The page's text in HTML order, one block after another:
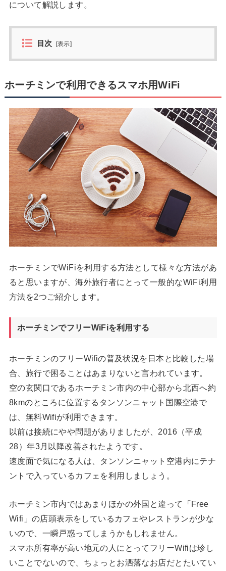
について解説します。
目次 [表示]
ホーチミンで利用できるスマホ用WiFi
ホーチミンでWiFiを利用する方法として様々な方法があ
ると思いますが、海外旅行者にとって一般的なWiFi利用
方法を2つご紹介します。
ホーチミンでフリーWiFiを利用する
ホーチミンのフリーWifiの普及状況を日本と比較した場
合、旅行で困ることはあまりないと言われています。
空の玄関口であるホーチミン市内の中心部から北西へ約
8kmのところに位置するタンソンニャット国際空港で
は、無料Wifiが利用できます。
以前は接続にやや問題がありましたが、2016（平成
28）年3月以降改善されたようです。
速度面で気になる人は、タンソンニャット空港内にテナ
ントで入っているカフェを利用しましょう。
ホーチミン市内ではあまりほかの外国と違って「Free
Wifi」の店頭表示をしているカフェやレストランが少な
いので、一瞬戸惑ってしまうかもしれません。
スマホ所有率が高い地元の人にとってフリーWifiは珍し
いことでないので、ちょっとお洒落なお店だとたいてい